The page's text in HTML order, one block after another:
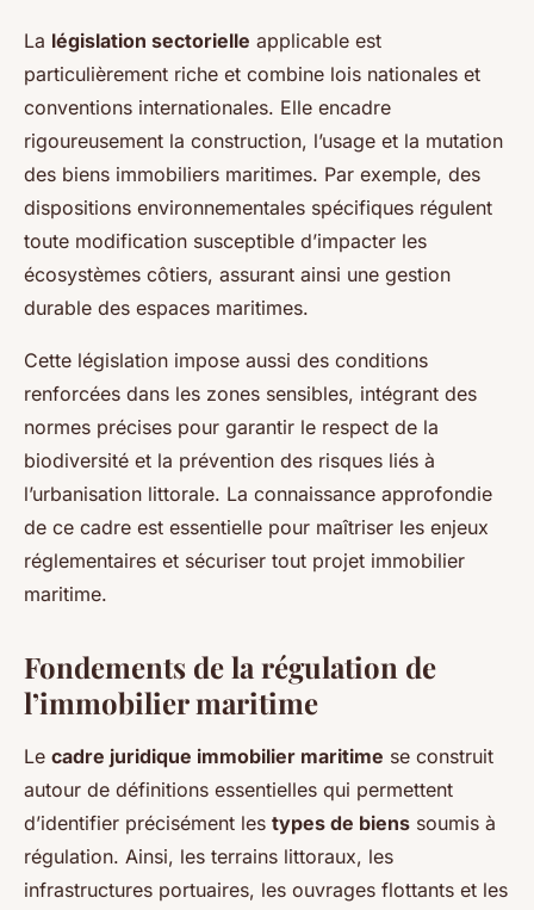
La législation sectorielle applicable est
particulièrement riche et combine lois nationales et
conventions internationales. Elle encadre
rigoureusement la construction, l’usage et la mutation
des biens immobiliers maritimes. Par exemple, des
dispositions environnementales spécifiques régulent
toute modification susceptible d’impacter les
écosystèmes côtiers, assurant ainsi une gestion
durable des espaces maritimes.
Cette législation impose aussi des conditions
renforcées dans les zones sensibles, intégrant des
normes précises pour garantir le respect de la
biodiversité et la prévention des risques liés à
l’urbanisation littorale. La connaissance approfondie
de ce cadre est essentielle pour maîtriser les enjeux
réglementaires et sécuriser tout projet immobilier
maritime.
Fondements de la régulation de
l’immobilier maritime
Le cadre juridique immobilier maritime se construit
autour de définitions essentielles qui permettent
d’identifier précisément les types de biens soumis à
régulation. Ainsi, les terrains littoraux, les
infrastructures portuaires, les ouvrages flottants et les